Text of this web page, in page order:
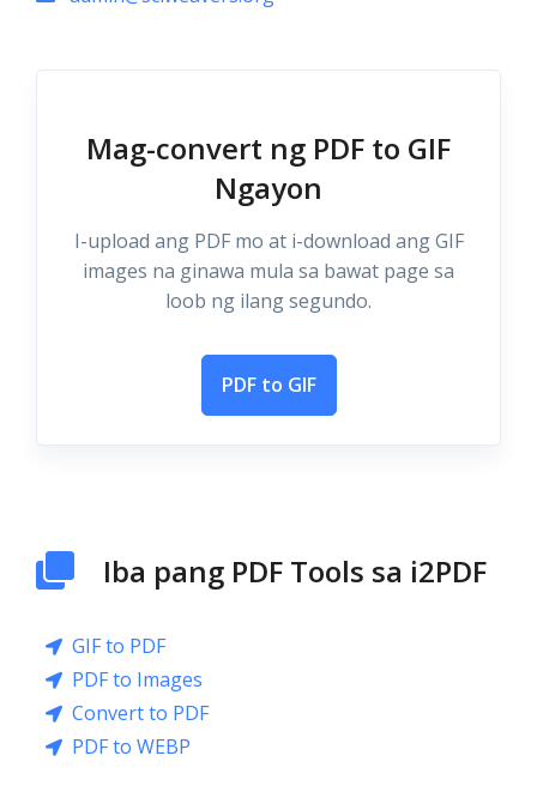
Mag-convert ng PDF to GIF
Ngayon
I-upload ang PDF mo at i-download ang GIF
images na ginawa mula sa bawat page sa
loob ng ilang segundo.
PDF to GIF
Iba pang PDF Tools sa i2PDF
GIF to PDF
PDF to Images
Convert to PDF
PDF to WEBP